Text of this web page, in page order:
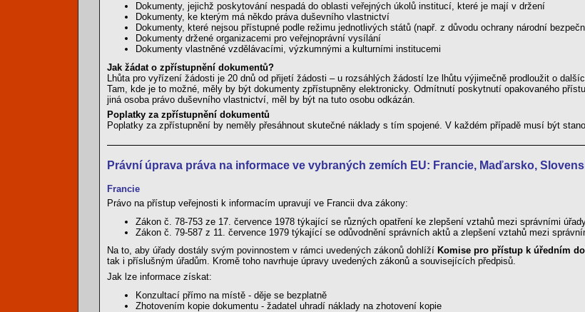
Dokumenty, jejichž poskytování nespadá do oblasti veřejných úkolů institucí, které je mají v držení
Dokumenty, ke kterým má někdo práva duševního vlastnictví
Dokumenty, které nejsou přístupné podle režimu jednotlivých států (např. z důvodu ochrany národní
Dokumenty držené organizacemi pro veřejnoprávní vysílání
Dokumenty vlastněné vzdělávacími, výzkumnými a kulturními institucemi
Jak žádat o zpřístupnění dokumentů?
Lhůta pro vyřízení žádosti je 20 dnů od přijetí žádosti – u rozsáhlých žádostí lze lhůtu výjimečně prodloužit o
Tam, kde je to možné, měly by být dokumenty zpřístupněny elektronicky. Odmítnutí poskytnutí opakovaného
jiná osoba právo duševního vlastnictví, měl by být na tuto osobu odkázán.
Poplatky za zpřístupnění dokumentů
Poplatky za zpřístupnění by neměly přesáhnout skutečné náklady s tím spojené. V každém případě musí být
Právní úprava práva na informace ve vybraných zemích EU: Francie, Maďarsko,
Francie
Právo na přístup veřejnosti k informacím upravují ve Francii dva zákony:
Zákon č. 78-753 ze 17. července 1978 týkající se různých opatření ke zlepšení vztahů mezi správními
Zákon č. 79-587 z 11. července 1979 týkající se odůvodnění správních aktů a zlepšení vztahů mezi
Na to, aby úřady dostály svým povinnostem v rámci uvedených zákonů dohlíží Komise pro přístup k úředním
tak i příslušným úřadům. Kromě toho navrhuje úpravy uvedených zákonů a souvisejících předpisů.
Jak lze informace získat:
Konzultací přímo na místě - děje se bezplatně
Zhotovením kopie dokumentu - žadatel uhradí náklady na zhotovení kopie